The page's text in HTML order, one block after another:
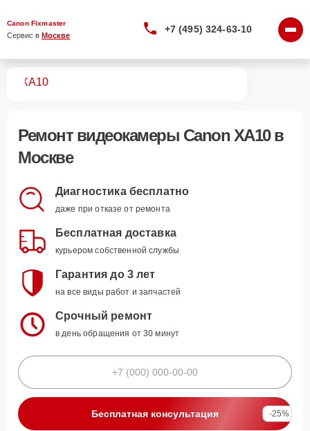
Canon Fixmaster
Сервис в Москве
+7 (495) 324-63-10
XA10
Ремонт видеокамеры Canon XA10в
Москве
Диагностика бесплатно
даже при отказе от ремонта
Бесплатная доставка
курьером собственной службы
Гарантия до 3 лет
на все виды работ и запчастей
Срочный ремонт
в день обращения от 30 минут
Бесплатная консультация -25%